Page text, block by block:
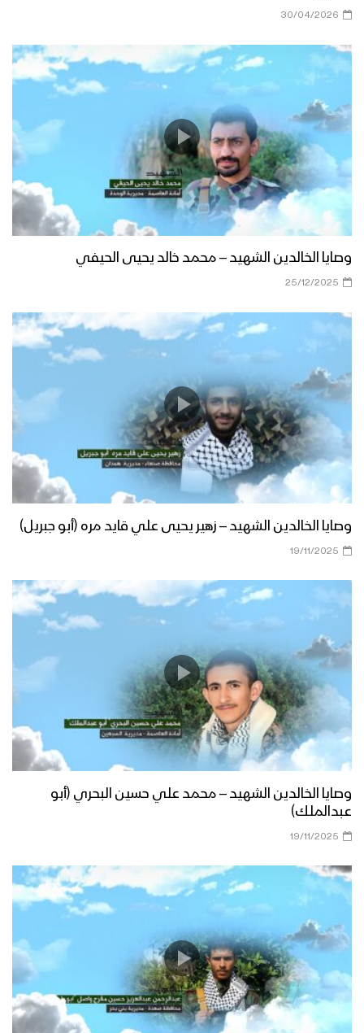
30/04/2026
وصايا الخالدين الشهيد – محمد خالد يحيى الحيفي
25/12/2025
وصايا الخالدين الشهيد – زهير يحيى علي قايد مره (أبو جبريل)
19/11/2025
وصايا الخالدين الشهيد – محمد علي حسين البحري (أبو
عبدالملك)
19/11/2025